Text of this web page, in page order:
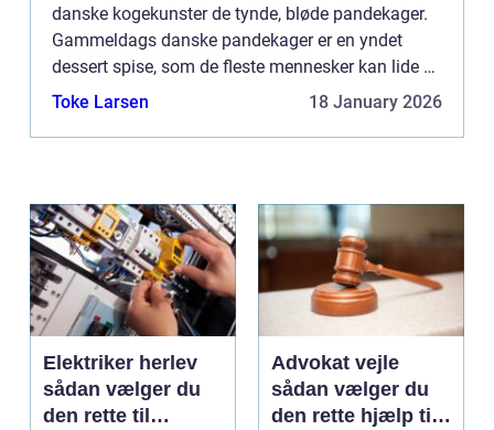
danske kogekunster de tynde, bløde pandekager.
Gammeldags danske pandekager er en yndet
dessert spise, som de fleste mennesker kan lide –
ikke mindst fordi en pandekage kan fyld...
Toke Larsen 18 January 2026
Elektriker herlev
sådan vælger du
den rette til
Advokat vejle
sådan vælger du
den rette hjælp til